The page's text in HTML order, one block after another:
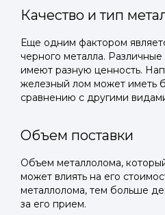
Качество и тип
Еще одним фактором
черного металла.
имеют разную ценность.
железный лом может иметь
сравнению с другими
Объем поставки
Объем металлолома,
может влиять на его
металлолома, тем больше
за его прием.